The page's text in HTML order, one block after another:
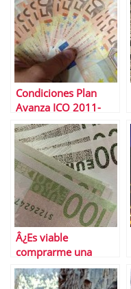
Condiciones Plan
Avanza ICO 2011-
2015 para
AutÃ³nomos y Pymes
| InversiÃ³n en
informÃ¡tica y TICs
Â¿Es viable
comprarme una
Empresa en tiempos
de crisis?